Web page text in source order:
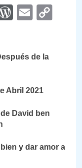
Email
de la
Abril 2021
David ben
y dar amor a